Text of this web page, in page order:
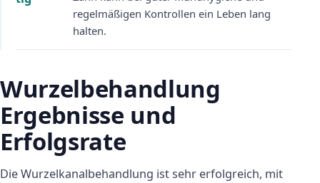
regelmäßigen Kontrollen ein Leben lang
halten.
Wurzelbehandlung
Ergebnisse und
Erfolgsrate
Die Wurzelkanalbehandlung ist sehr erfolgreich, mit